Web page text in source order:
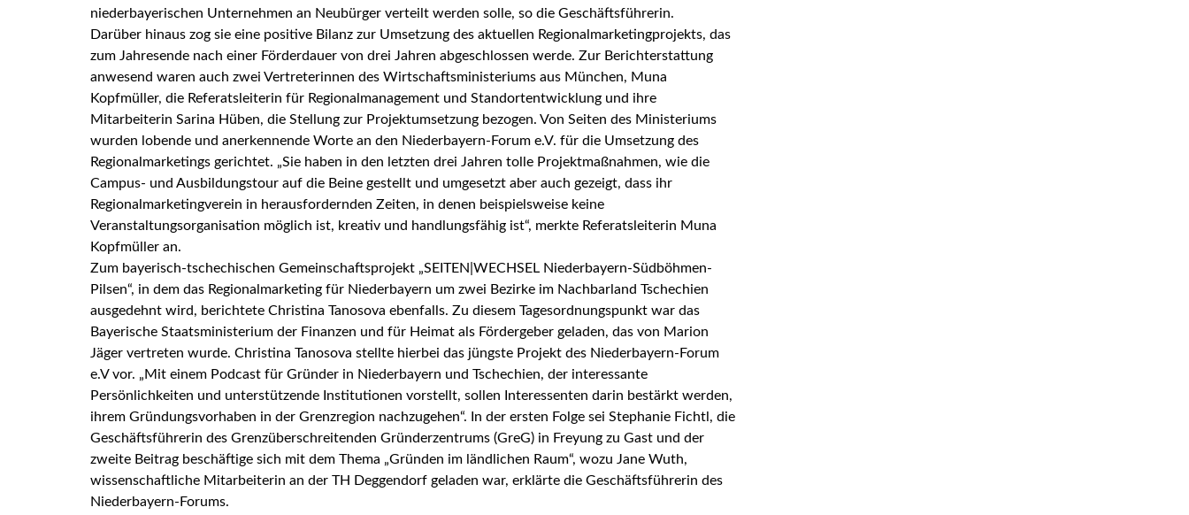
niederbayerischen Unternehmen an Neubürger verteilt werden solle, so die Geschäftsführerin.
Darüber hinaus zog sie eine positive Bilanz zur Umsetzung des aktuellen Regionalmarketingprojekts, das
zum Jahresende nach einer Förderdauer von drei Jahren abgeschlossen werde. Zur Berichterstattung
anwesend waren auch zwei Vertreterinnen des Wirtschaftsministeriums aus München, Muna
Kopfmüller, die Referatsleiterin für Regionalmanagement und Standortentwicklung und ihre
Mitarbeiterin Sarina Hüben, die Stellung zur Projektumsetzung bezogen. Von Seiten des Ministeriums
wurden lobende und anerkennende Worte an den Niederbayern-Forum e.V. für die Umsetzung des
Regionalmarketings gerichtet. „Sie haben in den letzten drei Jahren tolle Projektmaßnahmen, wie die
Campus- und Ausbildungstour auf die Beine gestellt und umgesetzt aber auch gezeigt, dass ihr
Regionalmarketingverein in herausfordernden Zeiten, in denen beispielsweise keine
Veranstaltungsorganisation möglich ist, kreativ und handlungsfähig ist“, merkte Referatsleiterin Muna
Kopfmüller an.
Zum bayerisch-tschechischen Gemeinschaftsprojekt „SEITEN|WECHSEL Niederbayern-Südböhmen-
Pilsen“, in dem das Regionalmarketing für Niederbayern um zwei Bezirke im Nachbarland Tschechien
ausgedehnt wird, berichtete Christina Tanosova ebenfalls. Zu diesem Tagesordnungspunkt war das
Bayerische Staatsministerium der Finanzen und für Heimat als Fördergeber geladen, das von Marion
Jäger vertreten wurde. Christina Tanosova stellte hierbei das jüngste Projekt des Niederbayern-Forum
e.V vor. „Mit einem Podcast für Gründer in Niederbayern und Tschechien, der interessante
Persönlichkeiten und unterstützende Institutionen vorstellt, sollen Interessenten darin bestärkt werden,
ihrem Gründungsvorhaben in der Grenzregion nachzugehen“. In der ersten Folge sei Stephanie Fichtl, die
Geschäftsführerin des Grenzüberschreitenden Gründerzentrums (GreG) in Freyung zu Gast und der
zweite Beitrag beschäftige sich mit dem Thema „Gründen im ländlichen Raum“, wozu Jane Wuth,
wissenschaftliche Mitarbeiterin an der TH Deggendorf geladen war, erklärte die Geschäftsführerin des
Niederbayern-Forums.